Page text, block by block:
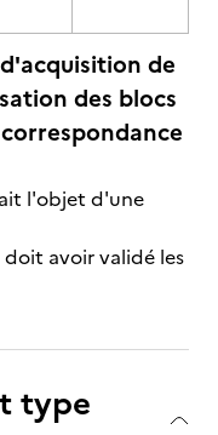
de
des blocs
l'objet d'une
avoir validé les
type